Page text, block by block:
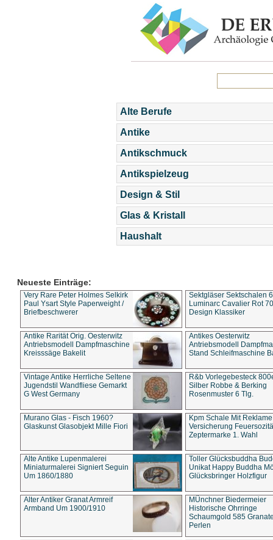
Alte Berufe
Antike
Antikschmuck
Antikspielzeug
Design & Stil
Glas & Kristall
Haushalt
Neueste Einträge:
Very Rare Peter Holmes Selkirk
Paul Ysart Style Paperweight /
Briefbeschwerer
Sektgläser Sektschalen
Luminarc Cavalier Rot
Design Klassiker
Antike Rarität Orig. Oesterwitz
Antriebsmodell Dampfmaschine
Kreisssäge Bakelit
Antikes Oesterwitz
Antriebsmodell
Stand Schleifmaschine
Vintage Antike Herrliche Seltene
Jugendstil Wandfliese Gemarkt
G West Germany
R&b Vorlegebesteck
Silber Robbe & Berking
Rosenmuster 6 Tlg.
Murano Glas - Fisch 1960?
Glaskunst Glasobjekt Mille Fiori
Kpm Schale Mit Reklame
Versicherung
Zeptermarke 1. Wahl
Alte Antike Lupenmalerei
Miniaturmalerei Signiert Seguin
Um 1860/1880
Toller Glücksbuddha
Unikat Happy Buddha
Glücksbringer Holzfigur
Alter Antiker Granat Armreif
Armband Um 1900/1910
MÜnchner Biedermeier
Historische Ohrringe
Schaumgold 585
Perlen